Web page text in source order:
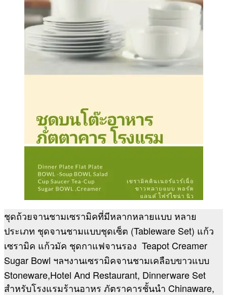
ชุดถ้วยจานชามเซรามิคที่มีหลากหลายแบบ หลาย
ประเภท ชุดจานชามแบบชุดเซ็ต (Tableware Set) แก้ว
เซรามิค แก้วมัค ชุดกาแฟจานรอง Teapot Creamer
Sugar Bowl ฯลฯงานเซรามิคจานชามเคลือบขาวแบบ
Stoneware,Hotel And Restaurant, Dinnerware Set
สำหรับโรงแรมร้านอาหร ภัตราคารชั้นนำ Chinaware,